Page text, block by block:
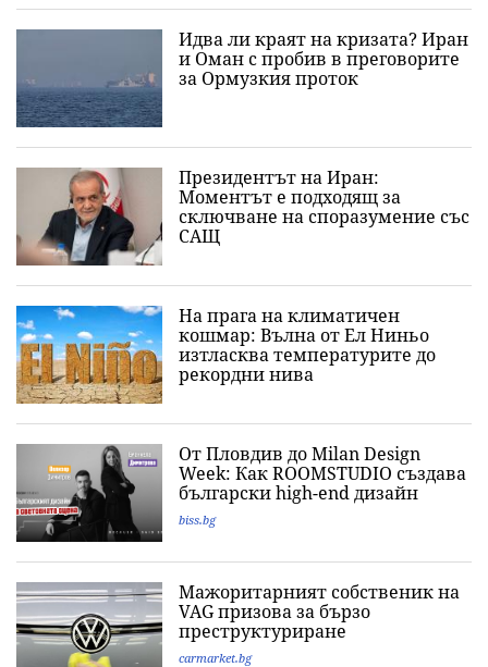
Идва ли краят на кризата? Иран
и Оман с пробив в преговорите
за Ормузкия проток
Президентът на Иран:
Моментът е подходящ за
сключване на споразумение със
САЩ
На прага на климатичен
кошмар: Вълна от Ел Ниньо
изтласква температурите до
рекордни нива
От Пловдив до Milan Design
Week: Как ROOMSTUDIO създава
български high-end дизайн
biss.bg
Мажоритарният собственик на
VAG призова за бързо
преструктуриране
carmarket.bg